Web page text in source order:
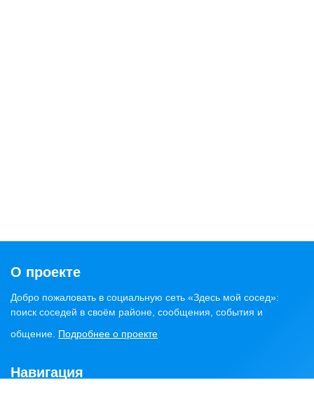
О проекте
Добро пожаловать в социальную сеть «Здесь мой сосед»:
поиск соседей в своём районе, сообщения, события и
общение. Подробнее о проекте
Навигация